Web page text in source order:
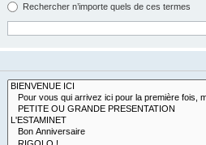
Rechercher n’importe quels de ces termes